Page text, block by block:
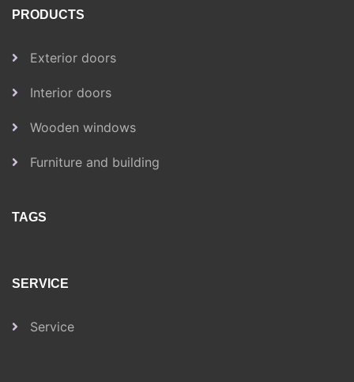
PRODUCTS
Exterior doors
Interior doors
Wooden windows
Furniture and building
TAGS
SERVICE
Service